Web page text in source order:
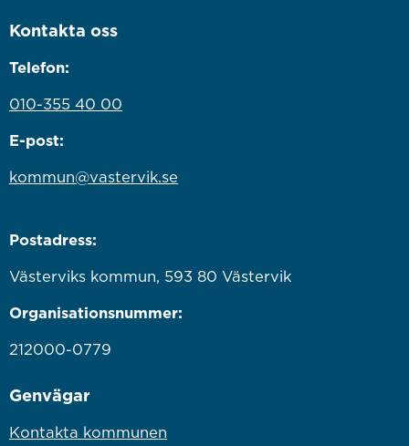
Kontakta oss
Telefon:
010-355 40 00
E-post:
kommun@vastervik.se
Postadress:
Västerviks kommun, 593 80 Västervik
Organisationsnummer:
212000-0779
Genvägar
Kontakta kommunen